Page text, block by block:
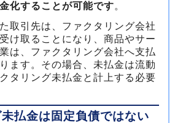
化することが可能です。
取引先は、ファクタリング会社
け取ることになり、商品やサー
は、ファクタリング会社へ支払
ます。その場合、未払金は流動
タリング未払金と計上する必要
払金は固定負債ではない